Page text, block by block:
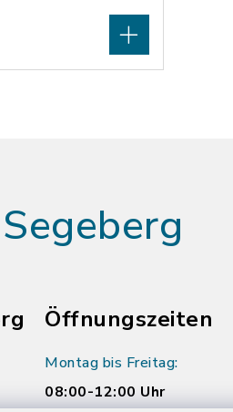
Öffnungszeiten
Montag bis Freitag:
08:00-12:00 Uhr